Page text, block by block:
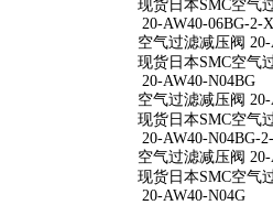
现货日本SMC空气
20-AW40-06BG-2-
空气过滤减压阀
现货日本SMC空气
20-AW40-N04BG
空气过滤减压阀
现货日本SMC空气
20-AW40-N04BG-
空气过滤减压阀
现货日本SMC空气
20-AW40-N04G